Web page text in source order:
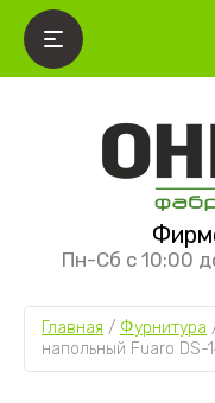
Пн-Сб с 10:00
Главная / Фурнитура
напольный Fuaro DS-
ДВЕРИ
Классика премиум
Хай-тек
ОТКРЫВАНИЯ
межкомнатные
перегородки